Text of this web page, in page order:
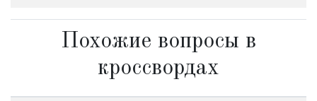
Похожие вопросы в
кроссвордах